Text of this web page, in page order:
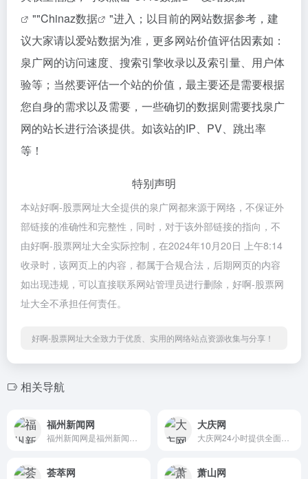
""Chinaz数据
"进入；以目前的网站数据参考，建
议大家请以爱站数据为准，更多网站价值评估因素如：
泉广网的访问速度、搜索引擎收录以及索引量、用户体
验等；当然要评估一个站的价值，最主要还是需要根据
您自身的需求以及需要，一些确切的数据则需要找泉广
网的站长进行洽谈提供。如该站的IP、PV、跳出率
等！
特别声明
本站好啊-股票网址大全提供的泉广网都来源于网络，不保证外
部链接的准确性和完整性，同时，对于该外部链接的指向，不
由好啊-股票网址大全实际控制，在2024年10月20日 上午8:14
收录时，该网页上的内容，都属于合规合法，后期网页的内容
如出现违规，可以直接联系网站管理员进行删除，好啊-股票网
址大全不承担任何责任。
好啊-股票网址大全致力于优质、实用的网络站点资源收集与分享！
相关导航
福州新闻网 大庆网
荟萃网 萧山网